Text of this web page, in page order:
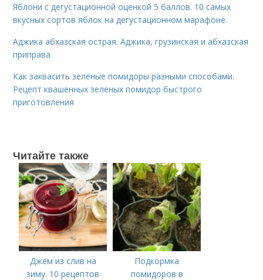
Яблони с дегустационной оценкой 5 баллов. 10 самых
вкусных сортов яблок на дегустационном марафоне
Аджика абхазская острая. Аджика, грузинская и абхазская
приправа
Как заквасить зелёные помидоры разными способами.
Рецепт квашенных зеленых помидор быстрого
приготовления
Читайте также
Джем из слив на
зиму. 10 рецептов
Подкормка
помидоров в